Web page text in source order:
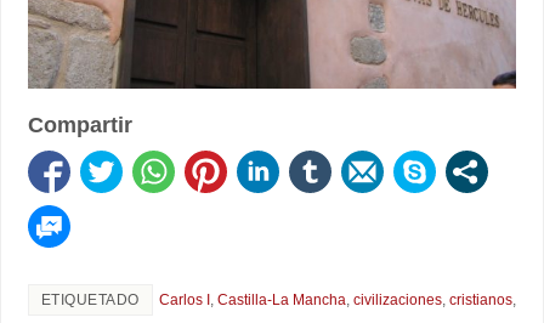
Compartir
ETIQUETADO Carlos I , Castilla-La Mancha, civilizaciones, cristianos,